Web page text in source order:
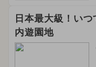
日本最大級！い
内遊園地